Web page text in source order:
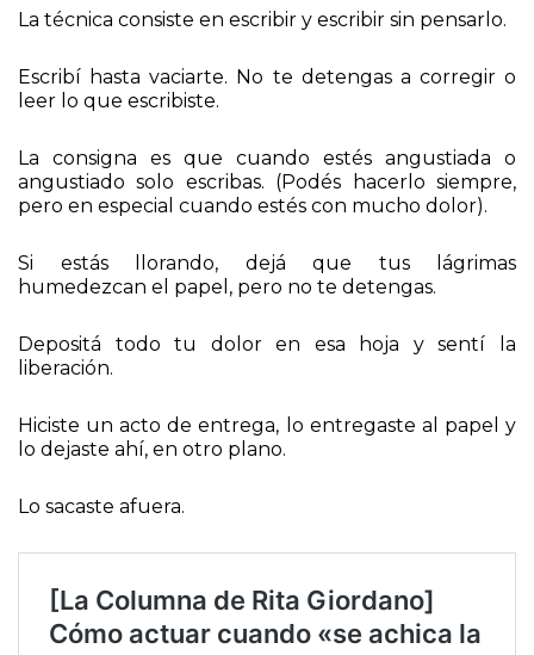
La técnica consiste en escribir y escribir sin pensarlo.
Escribí hasta vaciarte. No te detengas a corregir o
leer lo que escribiste.
La consigna es que cuando estés angustiada o
angustiado solo escribas. (Podés hacerlo siempre,
pero en especial cuando estés con mucho dolor).
Si estás llorando, dejá que tus lágrimas
humedezcan el papel, pero no te detengas.
Depositá todo tu dolor en esa hoja y sentí la
liberación.
Hiciste un acto de entrega, lo entregaste al papel y
lo dejaste ahí, en otro plano.
Lo sacaste afuera.